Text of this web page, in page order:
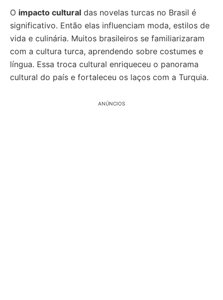
O impacto cultural das novelas turcas no Brasil é
significativo. Então elas influenciam moda, estilos de
vida e culinária. Muitos brasileiros se familiarizaram
com a cultura turca, aprendendo sobre costumes e
língua. Essa troca cultural enriqueceu o panorama
cultural do país e fortaleceu os laços com a Turquia.
ANÚNCIOS